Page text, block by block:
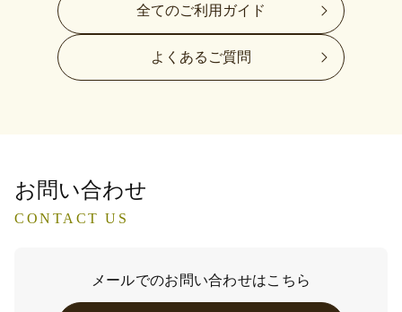
全てのご利用ガイド
よくあるご質問
お問い合わせ
CONTACT US
メールでのお問い合わせはこちら